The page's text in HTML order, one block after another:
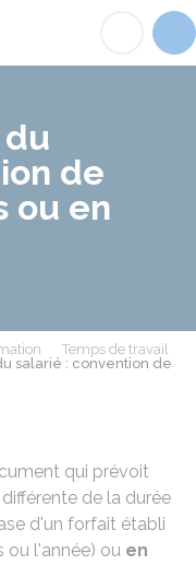
de
ou en
Temps de travail
salarié : convention de
qui prévoit
de la durée
d'un forfait établi
ou l'année) ou en